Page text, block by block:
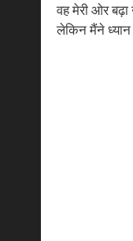
वह मेरी ओर
लेकिन मैंने ध्यान